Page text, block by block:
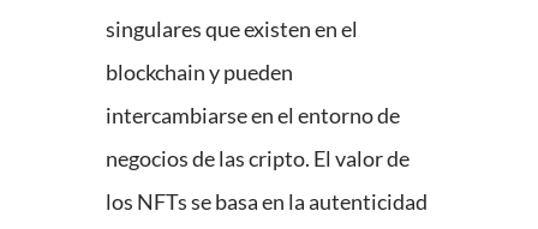
singulares que existen en el
blockchain y pueden
intercambiarse en el entorno de
negocios de las cripto. El valor de
los NFTs se basa en la autenticidad